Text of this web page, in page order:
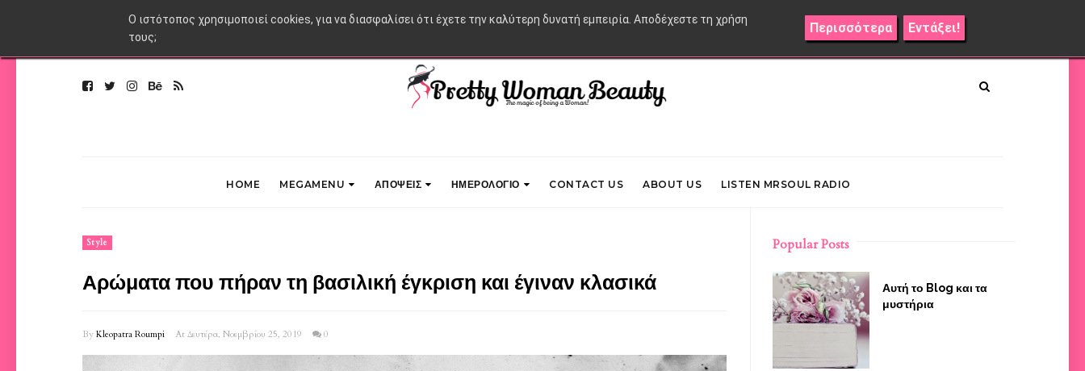
HOME MEGAMENU ΑΠΟΨΕΙΣ ΗΜΕΡΟΛΟΓΙΟ CONTACT US ABOUT US LISTEN MRSOUL RADIO
Style
Αρώματα που πήραν τη βασιλική έγκριση και έγιναν κλασικά
By Kleopatra Roumpi At Δευτέρα, Νοεμβρίου 25, 2019 0
Popular Posts
Αυτή το Blog και τα
μυστήρια
O ιστότοπος χρησιμοποιεί cookies, για να διασφαλίσει ότι έχετε την καλύτερη δυνατή εμπειρία. Αποδέχεστε τη χρήση
τους;
Περισσότερα Εντάξει!